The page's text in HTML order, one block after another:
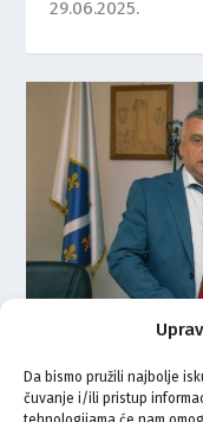
Da bismo pružili najbolje
čuvanje i/ili pristup
29.06.2025.
Donji